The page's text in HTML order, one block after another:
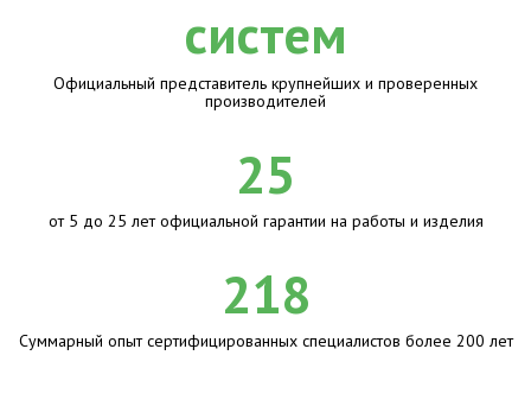
Официальный представитель крупнейших и проверенных
производителей
25
от 5 до 25 лет официальной гарантии на работы и изделия
218
Суммарный опыт сертифицированных специалистов более 200 лет